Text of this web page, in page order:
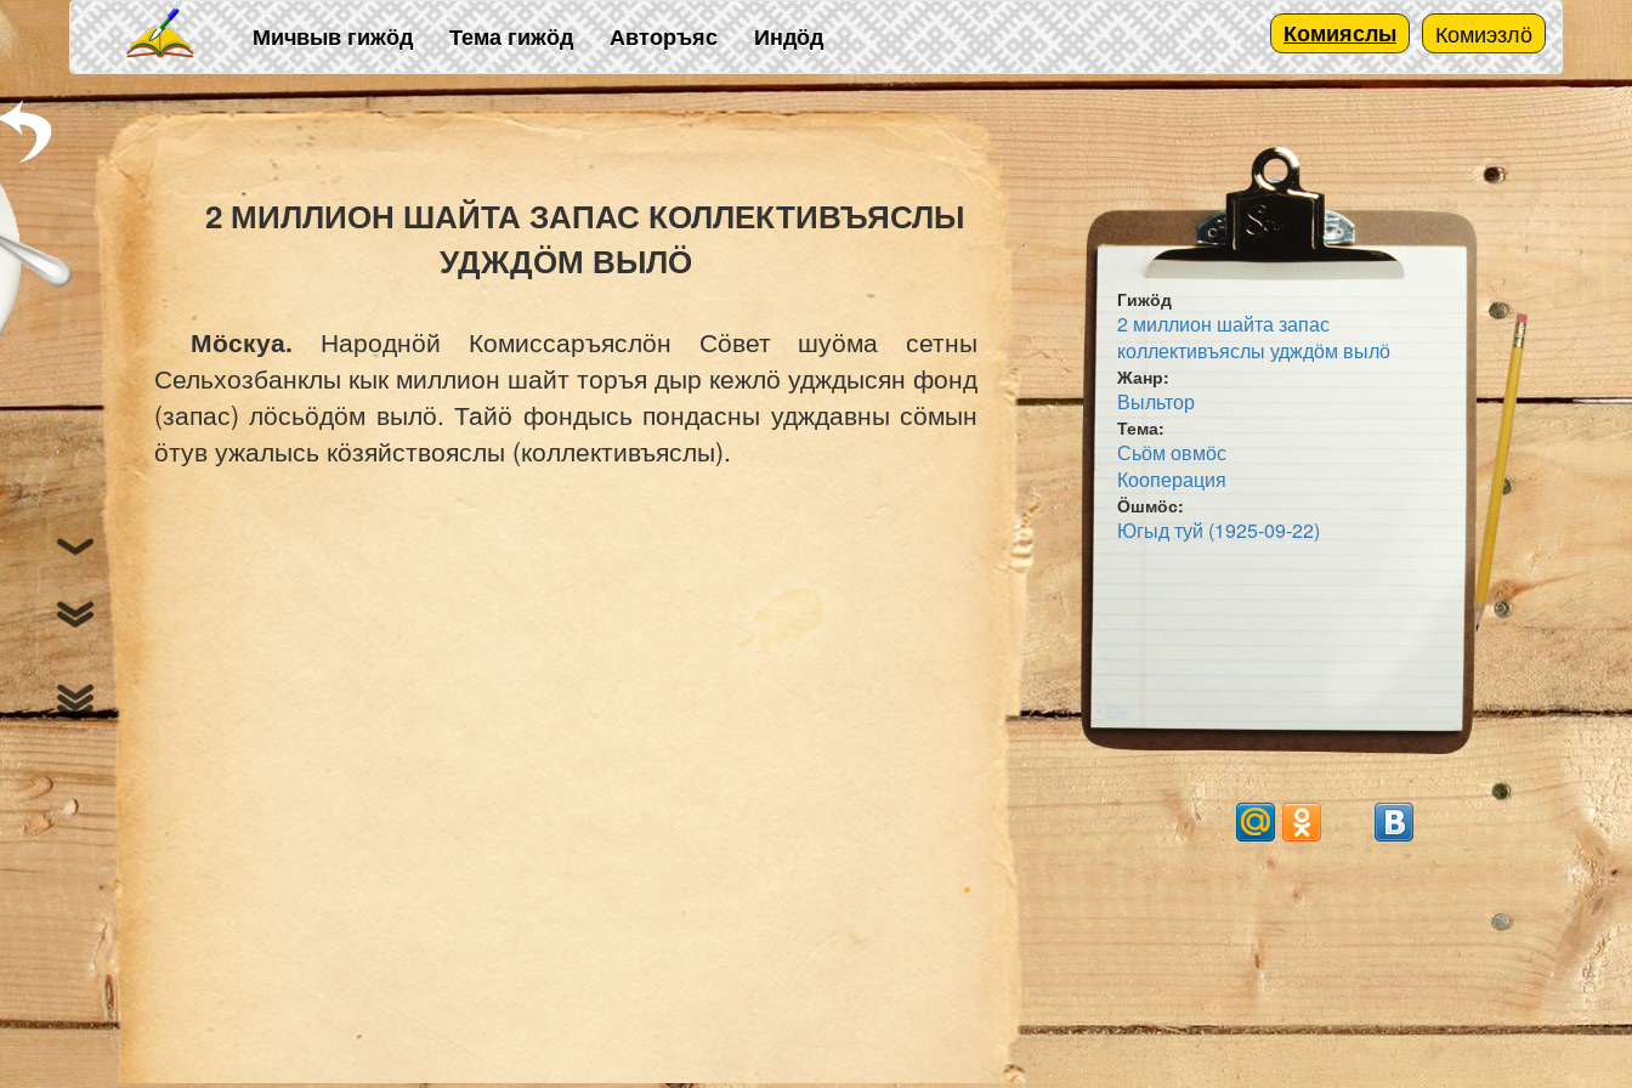
Skip to main content
Мичвыв гижӧд Тема гижӧд Авторъяс Индӧд Комиэзлӧ
Комияслы
2 МИЛЛИОН ШАЙТА ЗАПАС КОЛЛЕКТИВЪЯСЛЫ
УДЖДӦМ ВЫЛӦ
Мӧскуа. Народнӧй Комиссаръяслӧн Сӧвет шуӧма сетны
Сельхозбанклы кык миллион шайт торъя дыр кежлӧ удждысян фонд
(запас) лӧсьӧдӧм вылӧ. Тайӧ фондысь пондасны удждавны сӧмын
ӧтув ужалысь кӧзяйствояслы (коллективъяслы).
Гижӧд
2 миллион шайта запас
коллективъяслы удждӧм вылӧ
Жанр:
Выльтор
Тема:
Сьӧм овмӧс
Кооперация
Ӧшмӧс:
Югыд туй (1925-09-22)